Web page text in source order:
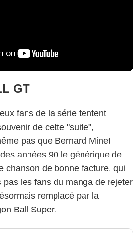
GT
fans de la série tentent
de cette "suite",
pas que Bernard Minet
années 90 le générique de
chanson de bonne facture, qui
pas les fans du manga de rejeter
remplacé par la
Ball Super.